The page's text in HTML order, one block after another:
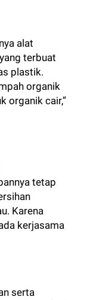
alat
terbuat
plastik.
organik
organik cair,”
tetap
Karena
kerjasama
serta